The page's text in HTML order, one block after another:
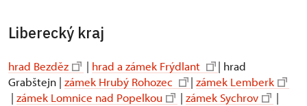
Liberecký kraj
hrad Bezděz | hrad a zámek Frýdlant
| hrad
Grabštejn | zámek Hrubý Rohozec | zámek Lemberk
| zámek Lomnice nad Popelkou | zámek Sychrov
|